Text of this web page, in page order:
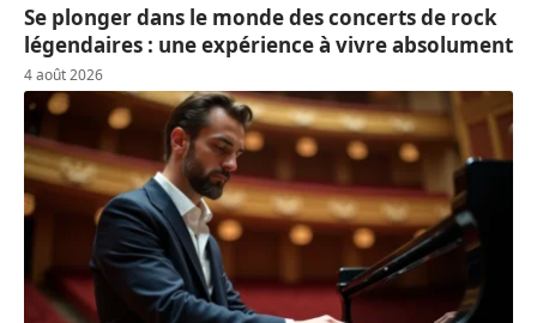
Se plonger dans le monde des concerts de rock
légendaires : une expérience à vivre absolument
4 août 2026